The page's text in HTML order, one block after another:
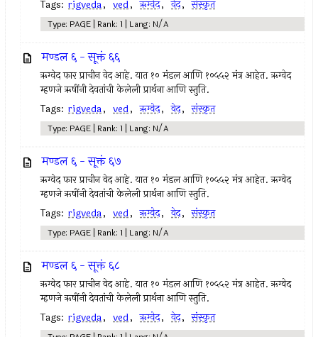
Tags: rigveda, ved, ऋग्वेद, वेद, संस्कृत
Type: PAGE | Rank: 1 | Lang: N/A
मण्डल ६ - सूक्तं ६६
ऋग्वेद फार प्राचीन वेद आहे. यात १० मंडल आणि १०५५२ मंत्र आहेत. ऋग्वेद
म्हणजे ऋषींनी देवतांची केलेली प्रार्थना आणि स्तुति.
Tags: rigveda, ved, ऋग्वेद, वेद, संस्कृत
Type: PAGE | Rank: 1 | Lang: N/A
मण्डल ६ - सूक्तं ६७
ऋग्वेद फार प्राचीन वेद आहे. यात १० मंडल आणि १०५५२ मंत्र आहेत. ऋग्वेद
म्हणजे ऋषींनी देवतांची केलेली प्रार्थना आणि स्तुति.
Tags: rigveda, ved, ऋग्वेद, वेद, संस्कृत
Type: PAGE | Rank: 1 | Lang: N/A
मण्डल ६ - सूक्तं ६८
ऋग्वेद फार प्राचीन वेद आहे. यात १० मंडल आणि १०५५२ मंत्र आहेत. ऋग्वेद
म्हणजे ऋषींनी देवतांची केलेली प्रार्थना आणि स्तुति.
Tags: rigveda, ved, ऋग्वेद, वेद, संस्कृत